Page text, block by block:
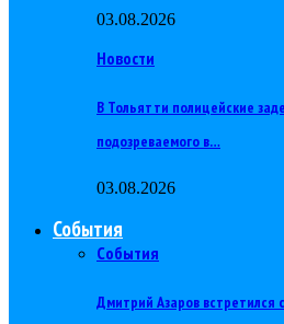
03.08.2026
Новости
В Тольятти полицейские
подозреваемого в…
03.08.2026
События
События
Дмитрий Азаров